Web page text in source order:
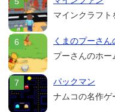
マインクラフト
くまのプーさん
プーさんのホー
パックマン
ナムコの名作ゲ